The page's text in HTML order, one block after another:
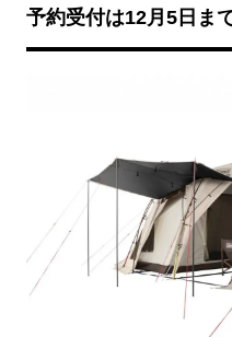
予約受付は12月5日ま